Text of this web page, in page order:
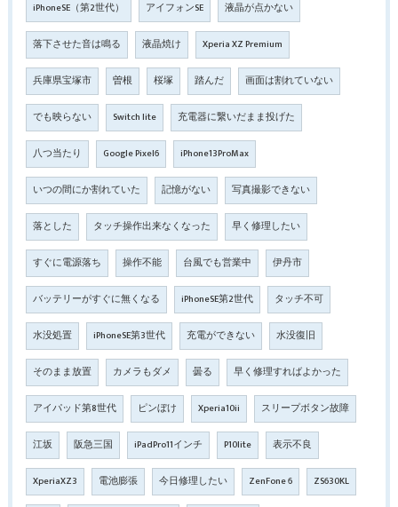
iPhoneSE（第2世代） アイフォンSE 液晶が点かない
落下させた音は鳴る 液晶焼け Xperia XZ Premium
兵庫県宝塚市 曽根 桜塚 踏んだ 画面は割れていない
でも映らない Switch lite 充電器に繋いだまま投げた
八つ当たり Google Pixel6 iPhone13ProMax
いつの間にか割れていた 記憶がない 写真撮影できない
落とした タッチ操作出来なくなった 早く修理したい
すぐに電源落ち 操作不能 台風でも営業中 伊丹市
バッテリーがすぐに無くなる iPhoneSE第2世代 タッチ不可
水没処置 iPhoneSE第3世代 充電ができない 水没復旧
そのまま放置 カメラもダメ 曇る 早く修理すればよかった
アイパッド第8世代 ピンぼけ Xperia10ii スリープボタン故障
江坂 阪急三国 iPadPro11インチ P10lite 表示不良
XperiaXZ3 電池膨張 今日修理したい ZenFone 6 ZS630KL